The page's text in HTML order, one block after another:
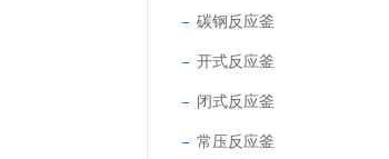
碳钢反应釜
开式反应釜
闭式反应釜
常压反应釜